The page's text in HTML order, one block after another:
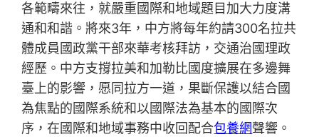
各範疇來往，就嚴重國際和地域題目加大力度溝
通和和諧。將來3年，中方將每年約請300名拉共
體成員國政黨干部來華考核拜訪，交通治國理政
經歷。中方支撐拉美和加勒比國度擴展在多邊舞
臺上的影響，愿同拉方一道，果斷保護以結合國
為焦點的國際系統和以國際法為基本的國際次
序，在國際和地域事務中收回配合包養網聲響。